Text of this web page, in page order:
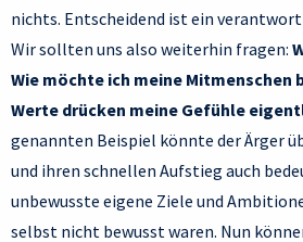
nichts. Entscheidend ist ein
Wir sollten uns also weiterhin fragen:
Wie möchte ich meine Mitmenschen
Werte drücken meine Gefühle
genannten Beispiel könnte der Ärger
und ihren schnellen Aufstieg auch
unbewusste eigene Ziele und
selbst nicht bewusst waren. Nun